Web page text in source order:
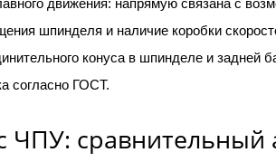
движения: напрямую связана с
шпинделя и наличие коробки
конуса в шпинделе и задней
согласно ГОСТ.
ЧПУ: сравнительный